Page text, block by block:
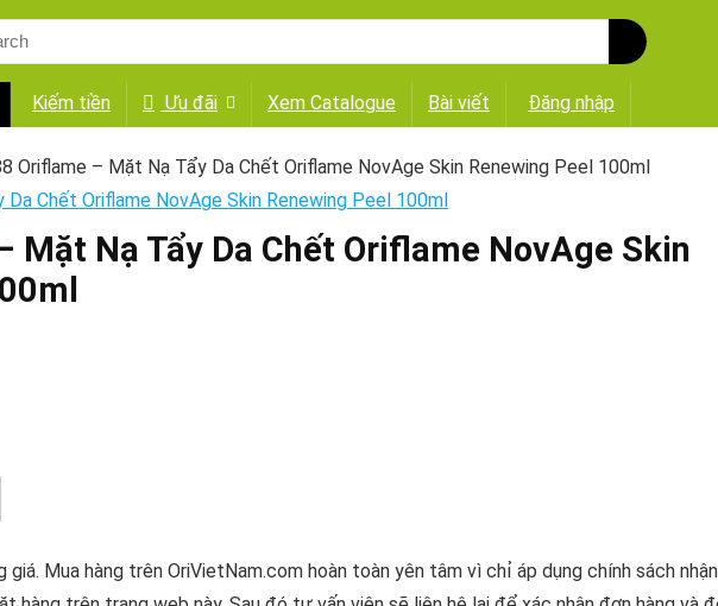
Kiếm tiền Ưu đãi Xem Catalogue Bài viết Đăng nhập
Oriflame – Mặt Nạ Tẩy Da Chết Oriflame NovAge Skin Renewing Peel 100ml
Mặt Nạ Tẩy Da Chết Oriflame NovAge Skin
giá. Mua hàng trên OriVietNam.com hoàn toàn yên tâm vì chỉ áp dụng chính sách nhận